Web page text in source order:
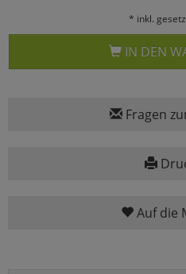
* inkl.
IN DEN
Fragen
Auf die